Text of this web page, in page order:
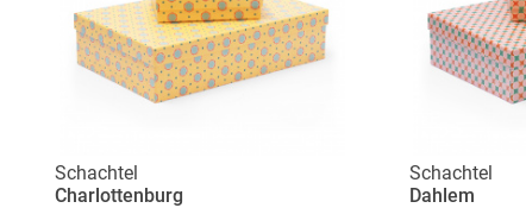
Schachtel
Charlottenburg
Schachtel
Dahlem